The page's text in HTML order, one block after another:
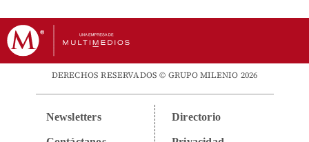
DERECHOS RESERVADOS © GRUPO MILENIO 2026
Newsletters Directorio